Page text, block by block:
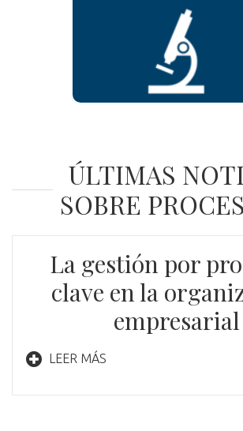
ÚLTIMAS
SOBRE
La gestión por
clave en la
empresarial
LEER MÁS